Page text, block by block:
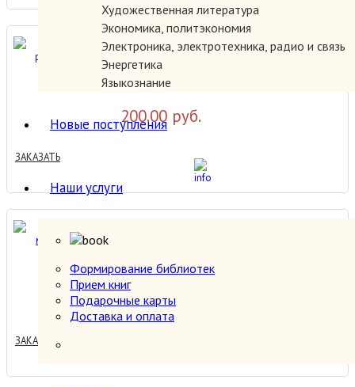
Художественная литература
Экономика, политэкономия
Электроника, электротехника, радио и связь
Энергетика
Языкознание
Новые поступления
Наши услуги
Формирование библиотек
Прием книг
Подарочные карты
Доставка и оплата
Другая реальность.
200.00 руб.
ЗАКАЗАТЬ
200.00 руб.
ЗАКАЗАТЬ